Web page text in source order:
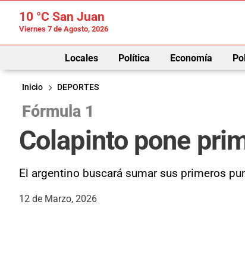
10 °C San Juan
Viernes 7 de Agosto, 2026
Locales Política Economía
Inicio
DEPORTES
Fórmula 1
Colapinto pone
El argentino buscará sumar sus primeros
12 de Marzo, 2026